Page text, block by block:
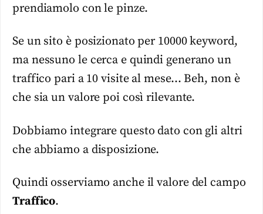
prendiamolo con le pinze.
Se un sito è posizionato per 10000 keyword,
ma nessuno le cerca e quindi generano un
traffico pari a 10 visite al mese… Beh, non è
che sia un valore poi così rilevante.
Dobbiamo integrare questo dato con gli altri
che abbiamo a disposizione.
Quindi osserviamo anche il valore del campo
Traffico.